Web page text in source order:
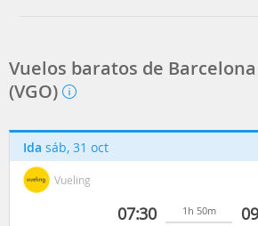
Vuelos baratos de Barcelona
(VGO)
Ida sáb, 31 oct
Vueling
07:30
1h 50m